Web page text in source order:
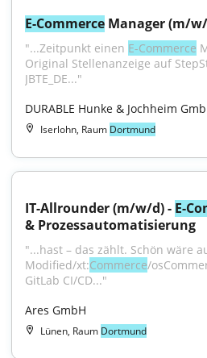
E-Commerce Manager (m/
"...Zeitpunkt einen E-Commerce
Original Stellenanzeige auf
JBTE_DE..."
DURABLE Hunke & Jochheim
Iserlohn, Raum Dortmund
IT-Allrounder (m/w/d) - E-
& Prozessautomatisierung
"...hast – das zählt. Schön wäre
Modified/xt:Commerce/
GitLab CI/CD..."
Ares GmbH
Lünen, Raum Dortmund